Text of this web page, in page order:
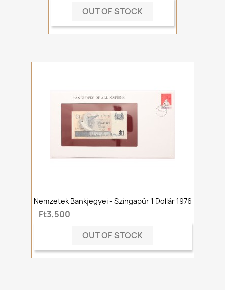
OUT OF STOCK
Nemzetek Bankjegyei - Szingapúr 1 Dollár 1976
Ft3,500
OUT OF STOCK